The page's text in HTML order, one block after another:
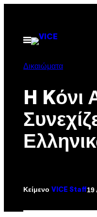
περιεχόμενο
Ανοίξτε
το
Δικαιώματα
H Kόνι
Κείμενο VICE Staff19